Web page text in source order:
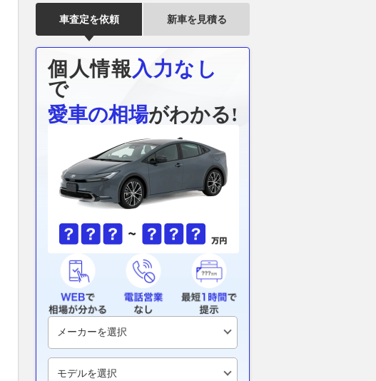
車査定を依頼 新車を見積る
個人情報 入力なし
で
愛車の相場がわかる!